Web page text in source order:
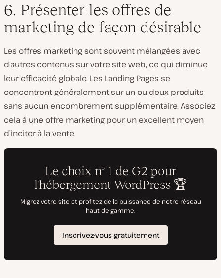
6. Présenter les offres de
marketing de façon désirable
Les offres marketing sont souvent mélangées avec
d’autres contenus sur votre site web, ce qui diminue
leur efficacité globale. Les Landing Pages se
concentrent généralement sur un ou deux produits
sans aucun encombrement supplémentaire. Associez
cela à une offre marketing pour un excellent moyen
d’inciter à la vente.